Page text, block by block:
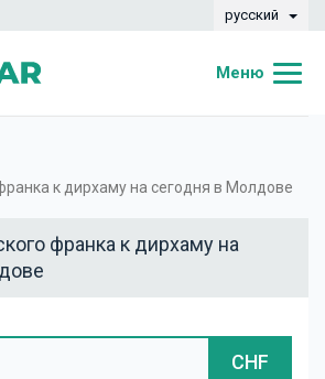
русский
Меню
Курсы валют
Динамика
к дирхаму на сегодня в Молдове
франка к дирхаму на
CHF